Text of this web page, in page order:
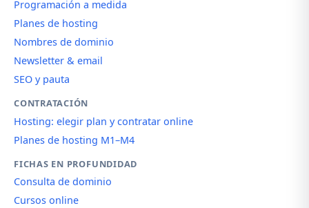
Programación a medida
Planes de hosting
Nombres de dominio
Newsletter & email
SEO y pauta
CONTRATACIÓN
Hosting: elegir plan y contratar online
Planes de hosting M1–M4
FICHAS EN PROFUNDIDAD
Consulta de dominio
Cursos online